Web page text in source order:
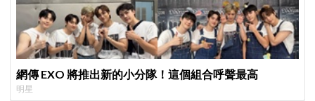
網傳 EXO 將推出新的小分隊！這個組合呼聲最高
明星